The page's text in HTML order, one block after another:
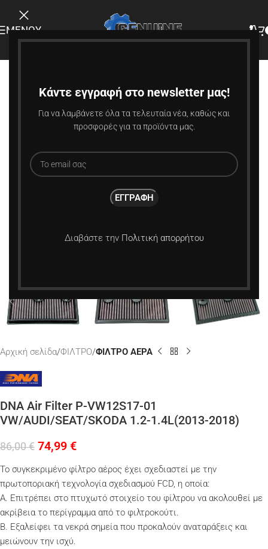
Κάντε εγγραφή στο newsletter μας!
Για να λαμβάνετε όλα τα τελευταία νέα, καθώς και
προσφορές για τα προϊόντα μας.
Διαβάστε την Πολιτική απορρήτου
ΜΕΝΟΎ
Αρχική σελίδα ΦΙΛΤΡΟ ΦΙΛΤΡΟ ΑΕΡΑ
DNA Air Filter P-VW12S17-01
VW/AUDI/SEAT/SKODA 1.2-1.4L(2013-2018)
86,00€ 74,99 €
Το συγκεκριμένο φίλτρο αέρος έχει σχεδιαστεί με την
πρωτοποριακή τεχνολογία σχεδιασμού FCD, η οποία:
Α. Επιτρέπει στο πτυχωτό στοιχείο του φίλτρου να ακολουθεί με
ακρίβεια το περίγραμμα από το φιλτροκούτι.
Β. Εξαλείφει τα νεκρά σημεία που προκαλούν αναταράξεις και
μειώνουν την ισχύ.